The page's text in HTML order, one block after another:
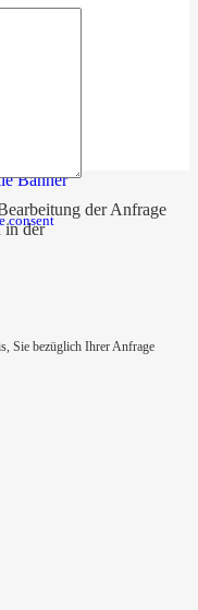
der Anfrage
in der
Sie bezüglich Ihrer Anfrage
Banner
consent